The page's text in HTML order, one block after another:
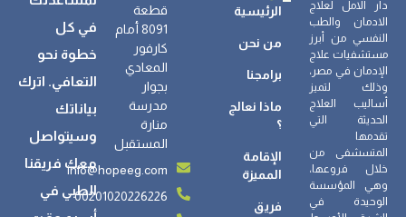
دار الامل لعلاج
الادمان والطب
النفسي من أبرز
مستشفيات علاج
الإدمان في مصر،
وذلك لتميز
أساليب العلاج
الحديثة التي
تقدمها
المتسشفى من
خلال فروعها،
وهي المؤسسة
الوحيدة في
الرئيسية
من نحن
برامجنا
ماذا نعالج
؟
الإقامة
المميزة
فريق
قطعة
8091 أمام
كارفور
المعادي
بجوار
مدرسة
منارة
المستقبل
info@hopeeg.com
00201020226226
في كل
خطوة نحو
التعافي. اترك
بياناتك
وسيتواصل
معك فريقنا
الطبي في